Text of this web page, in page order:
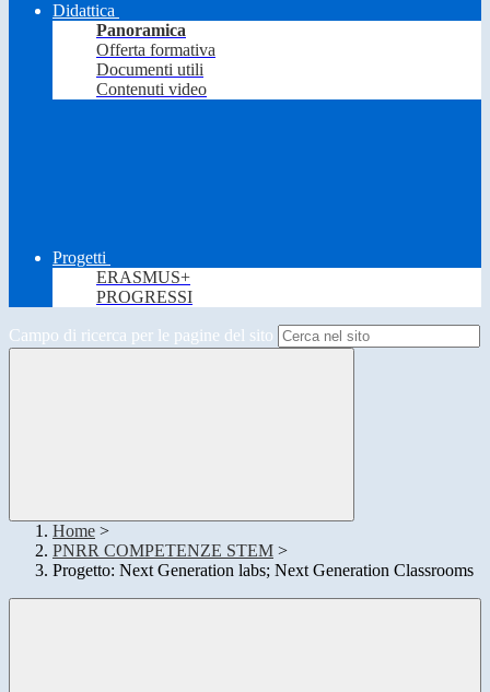
Didattica
Panoramica
Offerta formativa
Documenti utili
Contenuti video
Progetti
ERASMUS+
PROGRESSI
Campo di ricerca per le pagine del sito
Home >
PNRR COMPETENZE STEM >
Progetto: Next Generation labs; Next Generation Classrooms